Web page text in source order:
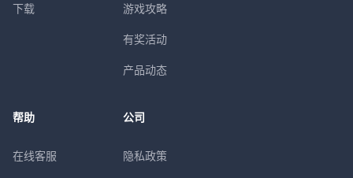
下载 游戏攻略
有奖活动
产品动态
帮助
在线客服
公司
隐私政策